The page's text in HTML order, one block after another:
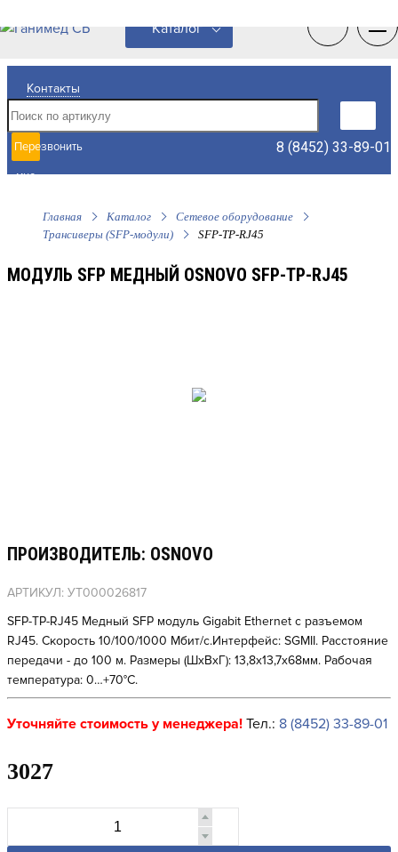
Контакты
Перезвонить
мне
8 (8452) 33-89-01
Каталог
Главная Каталог
Сетевое оборудование
Трансиверы (SFP-модули)
SFP-TP-RJ45
МОДУЛЬ SFP МЕДНЫЙ OSNOVO SFP-TP-RJ45
ПРОИЗВОДИТЕЛЬ: OSNOVO
АРТИКУЛ: УТ000026817
SFP-TP-RJ45 Медный SFP модуль Gigabit Ethernet с разъемом
RJ45. Скорость 10/100/1000 Мбит/с.Интерфейс: SGMII. Расстояние
передачи - до 100 м. Размеры (ШхВхГ): 13,8x13,7x68мм. Рабочая
температура: 0…+70°С.
Уточняйте стоимость у менеджера! Тел.: 8 (8452) 33-89-01
3027